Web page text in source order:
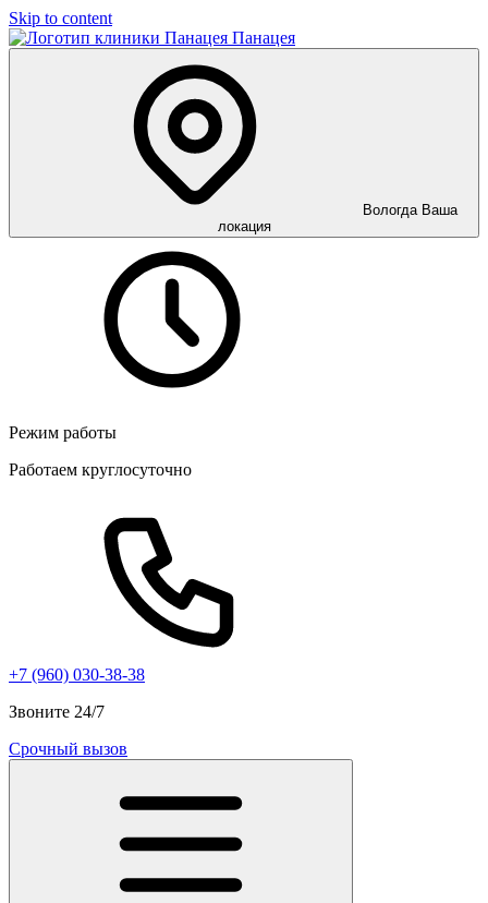
Skip to content
Панацея
Вологда Ваша
локация
Режим работы
Работаем круглосуточно
+7 (960) 030-38-38
Звоните 24/7
Срочный вызов